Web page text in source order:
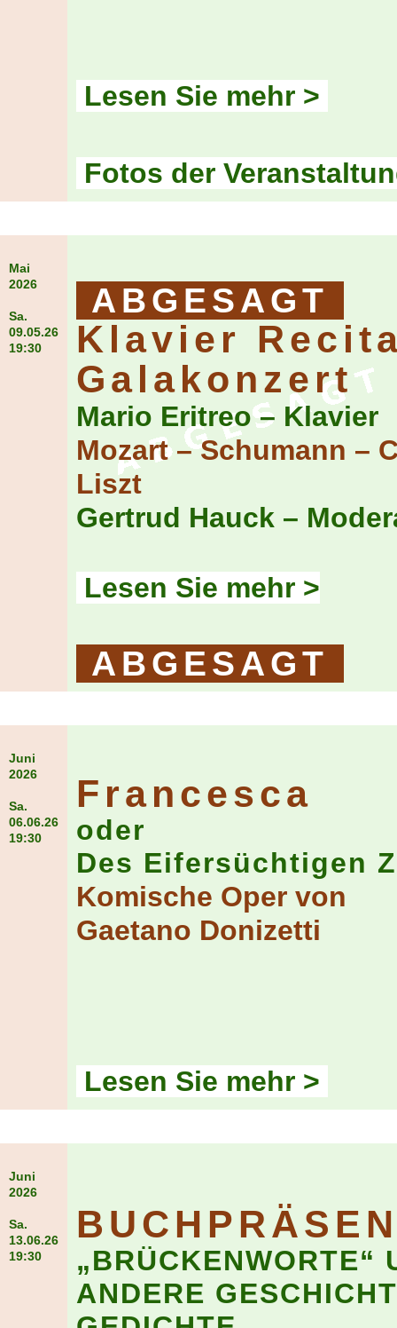
Lesen Sie mehr >
Fotos der
Mai
2026
Sa.
09.05.26
19:30
ABGESAGT
Klavier
Galakonzert
Mario Eritreo – Klavier
Mozart – Schumann –
Liszt
Gertrud Hauck –
Lesen Sie mehr >
ABGESAGT
Juni
2026
Sa.
06.06.26
19:30
Francesca
oder
Des Eifersüchtigen
Komische Oper von
Gaetano Donizetti
Lesen Sie mehr >
Juni
2026
Sa.
13.06.26
19:30
„BRÜCKENWORTE“
ANDERE